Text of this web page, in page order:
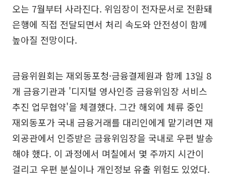
오는 7월부터 사라진다. 위임장이 전자문서로 전환돼
은행에 직접 전달되면서 처리 속도와 안전성이 함께
높아질 전망이다.
금융위원회는 재외동포청·금융결제원과 함께 13일 8
개 금융기관과 '디지털 영사인증 금융위임장 서비스
추진 업무협약'을 체결했다. 그간 해외에 체류 중인
재외동포가 국내 금융거래를 대리인에게 맡기려면 재
외공관에서 인증받은 금융위임장을 국내로 우편 발송
해야 했다. 이 과정에서 며칠에서 몇 주까지 시간이
걸리고 우편 분실이나 개인정보 유출 위험도 있었다.